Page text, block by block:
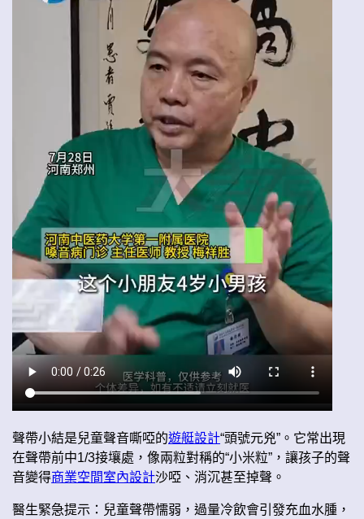
聲帶小結是兒童聲音嘶啞的遊艇設計“頭號元兇”。它常出現
在聲帶前中1/3接壤處，像兩粒對稱的“小米粒”，讓孩子的聲
音變得商業空間室內設計沙啞、消沉甚至掉聲。
醫生緊急提示：兒童聲帶懦弱，過量冷飲會引發充血水腫，